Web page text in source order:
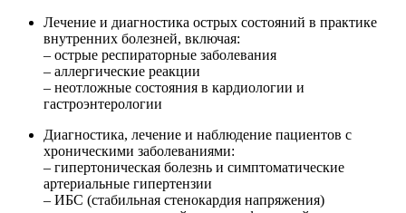
Лечение и диагностика острых состояний в практике
внутренних болезней, включая:
– острые респираторные заболевания
– аллергические реакции
– неотложные состояния в кардиологии и
гастроэнтерологии
Диагностика, лечение и наблюдение пациентов с
хроническими заболеваниями:
– гипертоническая болезнь и симптоматические
артериальные гипертензии
– ИБС (стабильная стенокардия напряжения)